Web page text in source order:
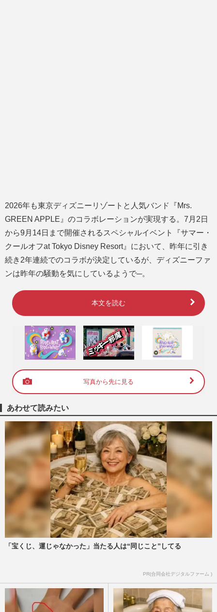
2026年も東京ディズニーリゾートと人気バンド『Mrs.
GREEN APPLE』のコラボレーションが実現する。7月2日
から9月14日まで開催されるスペシャルイベント『サマー・
クールオフat Tokyo Disney Resort』において、昨年に引き
続き2年連続でのコラボが決定しているが、ディズニーファ
ンは昨年の騒動を気にしているようで─。
本文を読む
写真から先に見る
あわせて読みたい
「宝くじ、運じゃなかった」当たる人は“同じこと”してる
PR(合同会社デジタルファーム )